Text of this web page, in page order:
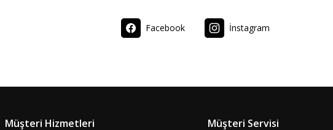
Facebook İnstagram
Müşteri Hizmetleri Müşteri Servisi